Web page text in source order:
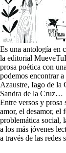
Es una antología en
la editorial
prosa poética con
podemos encontrar
Azaustre, Iago de la
Sandra de la Cruz…
Entre versos y prosa
amor, el desamor, el
problemática social,
a los más jóvenes
a través de las redes